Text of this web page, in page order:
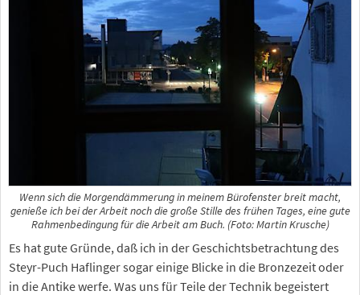
Wenn sich die Morgendämmerung in meinem Bürofenster breit macht,
genieße ich bei der Arbeit noch die große Stille des frühen Tages, eine gute
Rahmenbedingung für die Arbeit am Buch. (Foto: Martin Krusche)
Es hat gute Gründe, daß ich in der Geschichtsbetrachtung des
Steyr-Puch Haflinger sogar einige Blicke in die Bronzezeit oder
in die Antike werfe. Was uns für Teile der Technik begeistert